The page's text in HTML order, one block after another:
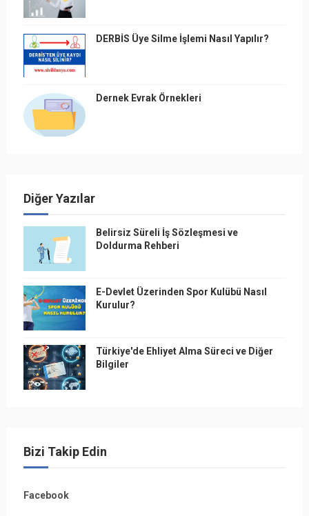
DERBİS Üye Silme İşlemi Nasıl Yapılır?
Dernek Evrak Örnekleri
Diğer Yazılar
Belirsiz Süreli İş Sözleşmesi ve
Doldurma Rehberi
E-Devlet Üzerinden Spor Kulübü Nasıl
Kurulur?
Türkiye'de Ehliyet Alma Süreci ve Diğer
Bilgiler
Bizi Takip Edin
Facebook